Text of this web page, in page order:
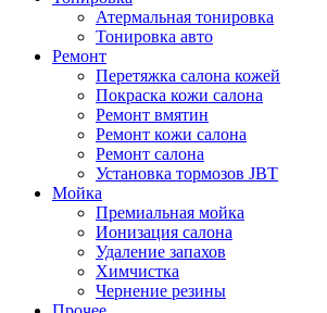
Атермальная тонировка
Тонировка авто
Ремонт
Перетяжка салона кожей
Покраска кожи салона
Ремонт вмятин
Ремонт кожи салона
Ремонт салона
Установка тормозов JBT
Мойка
Премиальная мойка
Ионизация салона
Удаление запахов
Химчистка
Чернение резины